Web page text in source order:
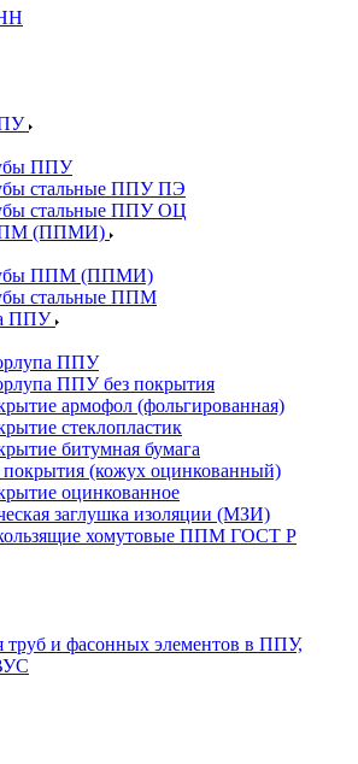
ППУ
стальные ППУ ПЭ
стальные ППУ ОЦ
(ППМИ)
ППМ (ППМИ)
стальные ППМ
ППУ
ППУ
ППУ без покрытия
армофол (фольгированная)
стеклопластик
битумная бумага
покрытия (кожух оцинкованный)
оцинкованное
заглушка изоляции (МЗИ)
хомутовые ППМ ГОСТ Р
труб и фасонных элементов в ППУ,